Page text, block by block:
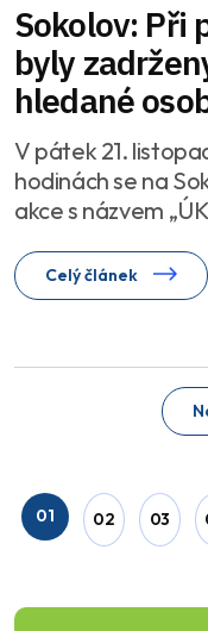
Sokolov: Při
byly
hledané
V pátek 21.
hodinách se na
akce s názvem
Celý článek
01 02 03